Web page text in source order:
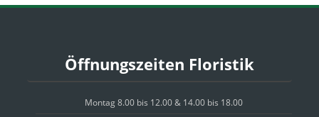
Öffnungszeiten Floristik
Montag 8.00 bis 12.00 & 14.00 bis 18.00